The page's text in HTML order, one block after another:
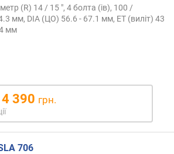
(R) 14 / 15 ", 4 болта (ів), 100 /
мм, DIA (ЦО) 56.6 - 67.1 мм, ET (виліт) 43
мм
390 грн.
706